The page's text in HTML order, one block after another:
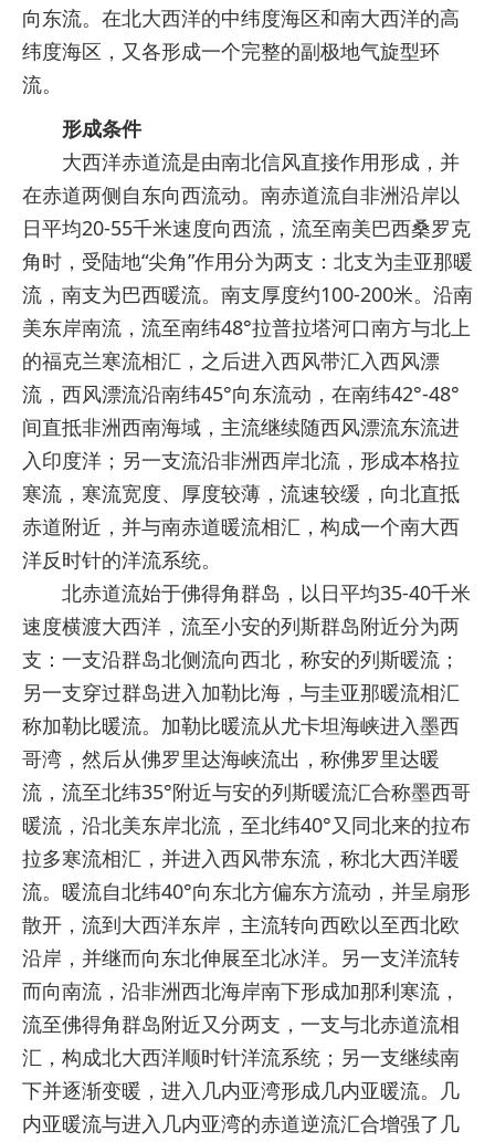
向东流。在北大西洋的中纬度海区和南大西洋的高
纬度海区，又各形成一个完整的副极地气旋型环
流。
形成条件
大西洋赤道流是由南北信风直接作用形成，并
在赤道两侧自东向西流动。南赤道流自非洲沿岸以
日平均20-55千米速度向西流，流至南美巴西桑罗克
角时，受陆地“尖角”作用分为两支：北支为圭亚那暖
流，南支为巴西暖流。南支厚度约100-200米。沿南
美东岸南流，流至南纬48°拉普拉塔河口南方与北上
的福克兰寒流相汇，之后进入西风带汇入西风漂
流，西风漂流沿南纬45°向东流动，在南纬42°-48°
间直抵非洲西南海域，主流继续随西风漂流东流进
入印度洋；另一支流沿非洲西岸北流，形成本格拉
寒流，寒流宽度、厚度较薄，流速较缓，向北直抵
赤道附近，并与南赤道暖流相汇，构成一个南大西
洋反时针的洋流系统。
北赤道流始于佛得角群岛，以日平均35-40千米
速度横渡大西洋，流至小安的列斯群岛附近分为两
支：一支沿群岛北侧流向西北，称安的列斯暖流；
另一支穿过群岛进入加勒比海，与圭亚那暖流相汇
称加勒比暖流。加勒比暖流从尤卡坦海峡进入墨西
哥湾，然后从佛罗里达海峡流出，称佛罗里达暖
流，流至北纬35°附近与安的列斯暖流汇合称墨西哥
暖流，沿北美东岸北流，至北纬40°又同北来的拉布
拉多寒流相汇，并进入西风带东流，称北大西洋暖
流。暖流自北纬40°向东北方偏东方流动，并呈扇形
散开，流到大西洋东岸，主流转向西欧以至西北欧
沿岸，并继而向东北伸展至北冰洋。另一支洋流转
而向南流，沿非洲西北海岸南下形成加那利寒流，
流至佛得角群岛附近又分两支，一支与北赤道流相
汇，构成北大西洋顺时针洋流系统；另一支继续南
下并逐渐变暖，进入几内亚湾形成几内亚暖流。几
内亚暖流与进入几内亚湾的赤道逆流汇合增强了几